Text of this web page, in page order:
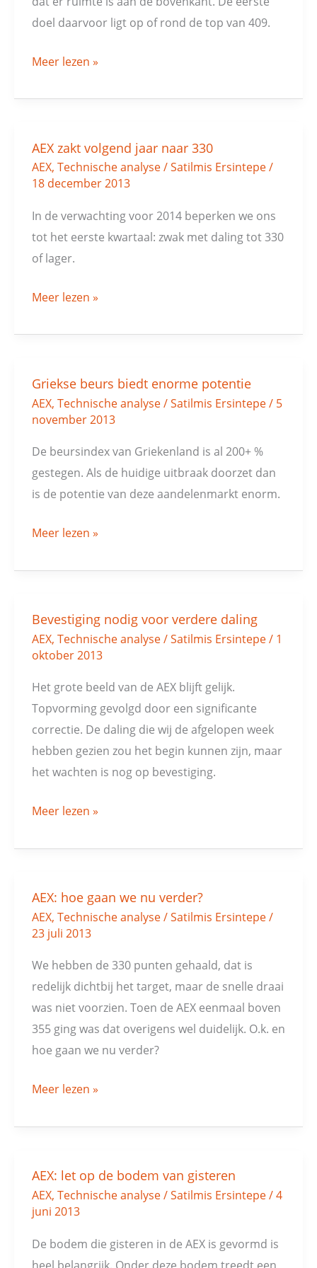
doel daarvoor ligt op of rond de top van 409.
Meer lezen »
AEX zakt volgend jaar naar 330
AEX, Technische analyse/Satilmis Ersintepe/
18 december 2013
In de verwachting voor 2014 beperken we ons
tot het eerste kwartaal: zwak met daling tot 330
of lager.
AEX
zakt
volgend
jaar
naar
330
Meer lezen »
Griekse beurs biedt enorme potentie
AEX, Technische analyse/Satilmis Ersintepe/ 5
november 2013
De beursindex van Griekenland is al 200+ %
gestegen. Als de huidige uitbraak doorzet dan
is de potentie van deze aandelenmarkt enorm.
Griekse
beurs
biedt
enorme
potentie
Meer lezen »
Bevestiging nodig voor verdere daling
AEX, Technische analyse/Satilmis Ersintepe/ 1
oktober 2013
Het grote beeld van de AEX blijft gelijk.
Topvorming gevolgd door een significante
correctie. De daling die wij de afgelopen week
hebben gezien zou het begin kunnen zijn, maar
het wachten is nog op bevestiging.
Bevestiging
nodig
voor
verdere
daling
Meer lezen »
AEX: hoe gaan we nu verder?
AEX, Technische analyse/Satilmis Ersintepe/
23 juli 2013
We hebben de 330 punten gehaald, dat is
redelijk dichtbij het target, maar de snelle draai
was niet voorzien. Toen de AEX eenmaal boven
355 ging was dat overigens wel duidelijk. O.k. en
hoe gaan we nu verder?
AEX:
hoe
gaan
we
nu
verder?
Meer lezen »
AEX: let op de bodem van gisteren
AEX, Technische analyse/Satilmis Ersintepe/4
juni 2013
De bodem die gisteren in de AEX is gevormd is
heel belangrijk. Onder deze bodem treedt een
AEX:
let
op
de
bodem